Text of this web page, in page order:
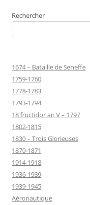
Rechercher
1674 – Bataille de Seneffe
1759-1760
1778-1783
1793-1794
18 fructidor an V – 1797
1802-1815
1830 – Trois Glorieuses
1870-1871
1914-1918
1936-1939
1939-1945
Aéronautique